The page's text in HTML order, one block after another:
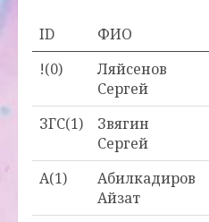
ID ФИО
!(0)
Ляйсенов
Сергей
ЗГС(1)
Звягин
Сергей
A(1)
Абилкадиров
Айзат